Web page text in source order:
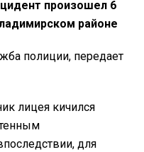
произошел 6
районе
полиции, передает
лицея кичился
для